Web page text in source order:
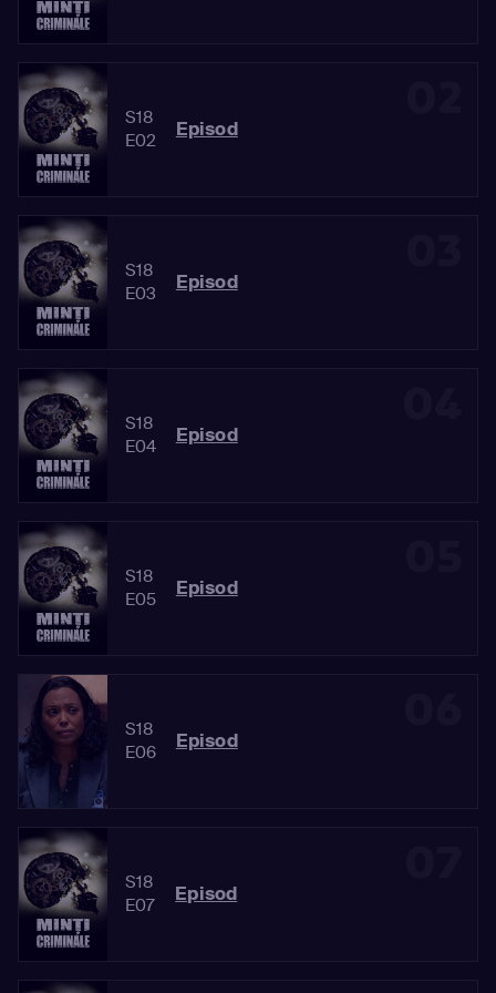
S18
E02
Episod
S18
E03
Episod
S18
E04
Episod
S18
E05
Episod
S18
E06
Episod
S18
E07
Episod